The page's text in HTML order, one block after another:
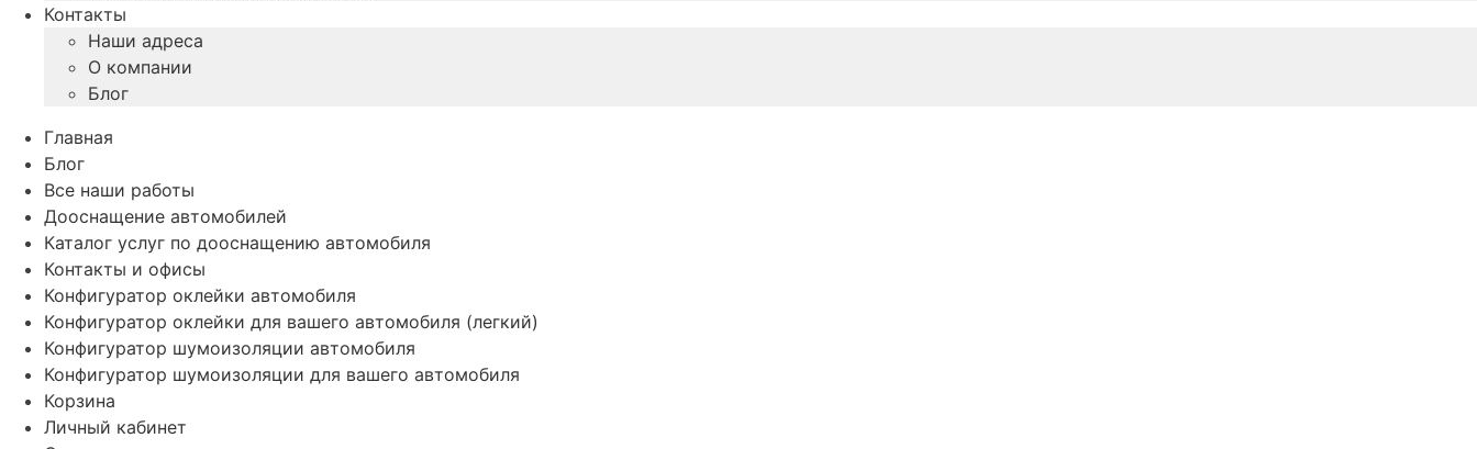
Контакты
Наши адреса
О компании
Блог
Главная
Блог
Все наши работы
Дооснащение автомобилей
Каталог услуг по дооснащению автомобиля
Контакты и офисы
Конфигуратор оклейки автомобиля
Конфигуратор оклейки для вашего автомобиля (легкий)
Конфигуратор шумоизоляции автомобиля
Конфигуратор шумоизоляции для вашего автомобиля
Корзина
Личный кабинет